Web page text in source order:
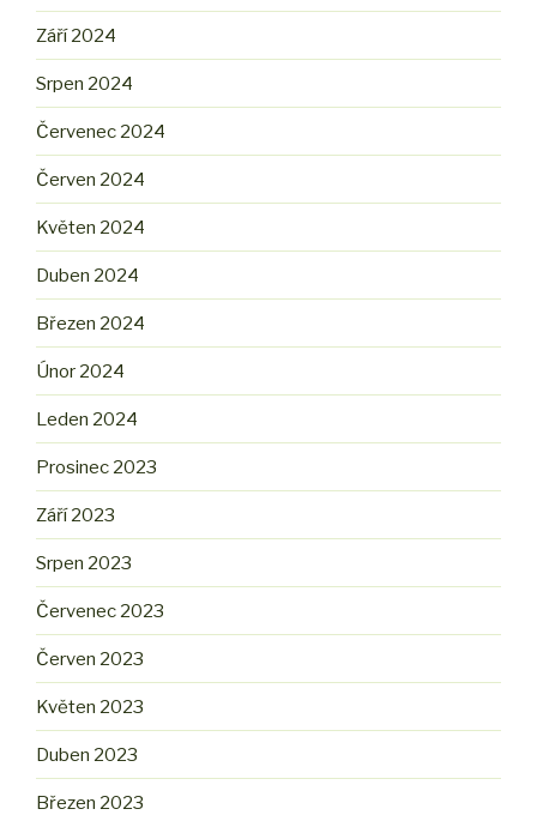
Září 2024
Srpen 2024
Červenec 2024
Červen 2024
Květen 2024
Duben 2024
Březen 2024
Únor 2024
Leden 2024
Prosinec 2023
Září 2023
Srpen 2023
Červenec 2023
Červen 2023
Květen 2023
Duben 2023
Březen 2023